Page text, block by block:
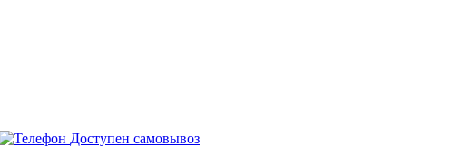
Доступен самовывоз